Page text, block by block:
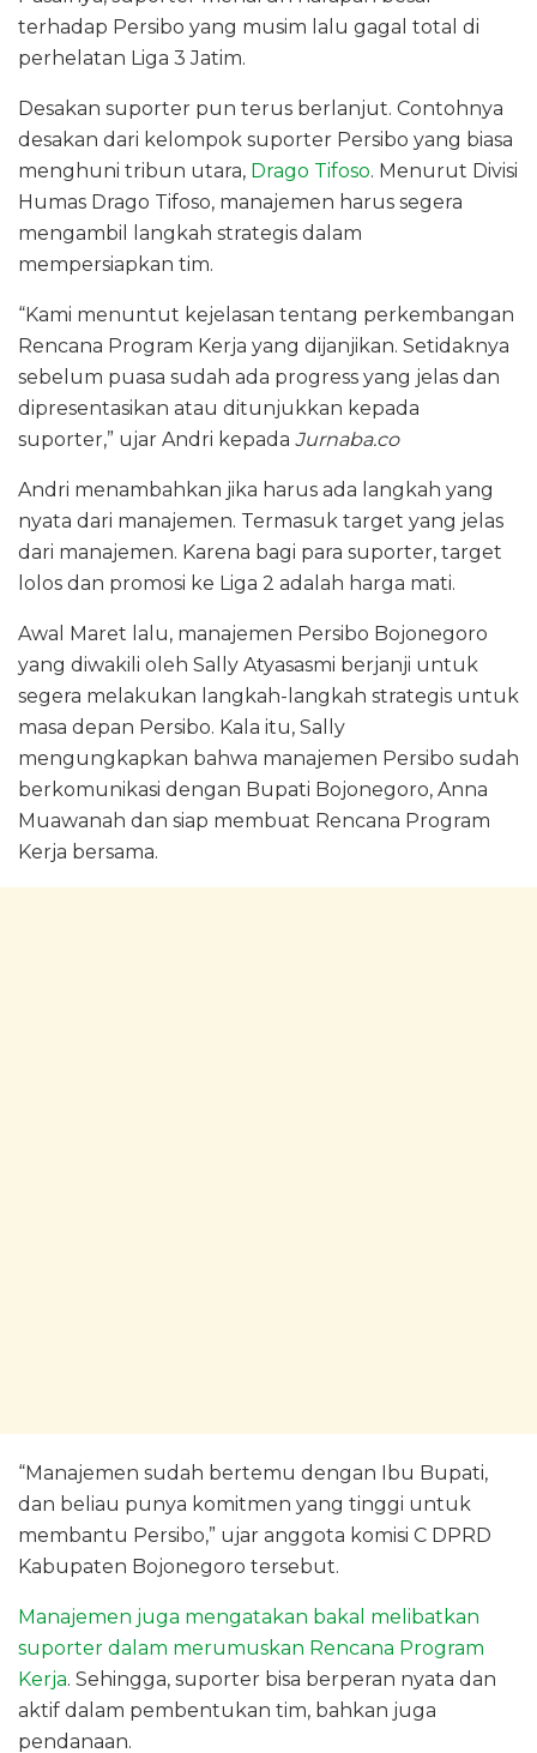
terhadap Persibo yang musim lalu gagal total di
perhelatan Liga 3 Jatim.
Desakan suporter pun terus berlanjut. Contohnya
desakan dari kelompok suporter Persibo yang biasa
menghuni tribun utara, Drago Tifoso. Menurut Divisi
Humas Drago Tifoso, manajemen harus segera
mengambil langkah strategis dalam
mempersiapkan tim.
“Kami menuntut kejelasan tentang perkembangan
Rencana Program Kerja yang dijanjikan. Setidaknya
sebelum puasa sudah ada progress yang jelas dan
dipresentasikan atau ditunjukkan kepada
suporter,” ujar Andri kepada Jurnaba.co
Andri menambahkan jika harus ada langkah yang
nyata dari manajemen. Termasuk target yang jelas
dari manajemen. Karena bagi para suporter, target
lolos dan promosi ke Liga 2 adalah harga mati.
Awal Maret lalu, manajemen Persibo Bojonegoro
yang diwakili oleh Sally Atyasasmi berjanji untuk
segera melakukan langkah-langkah strategis untuk
masa depan Persibo. Kala itu, Sally
mengungkapkan bahwa manajemen Persibo sudah
berkomunikasi dengan Bupati Bojonegoro, Anna
Muawanah dan siap membuat Rencana Program
Kerja bersama.
“Manajemen sudah bertemu dengan Ibu Bupati,
dan beliau punya komitmen yang tinggi untuk
membantu Persibo,” ujar anggota komisi C DPRD
Kabupaten Bojonegoro tersebut.
Manajemen juga mengatakan bakal melibatkan
suporter dalam merumuskan Rencana Program
Kerja. Sehingga, suporter bisa berperan nyata dan
aktif dalam pembentukan tim, bahkan juga
pendanaan.